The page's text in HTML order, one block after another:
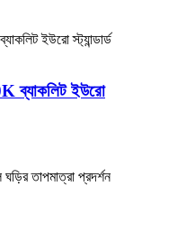
ব্যাকলিট ইউরো